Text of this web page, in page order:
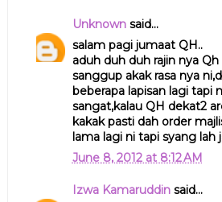
Unknownsaid...
salam pagi jumaat QH..
aduh duh duh rajin nya
sanggup akak rasa nya
beberapa lapisan lagi tapi
sangat,kalau QH dekat2
kakak pasti dah order
lama lagi ni tapi syang lah
June 8, 2012 at 8:12 AM
Izwa Kamaruddinsaid...